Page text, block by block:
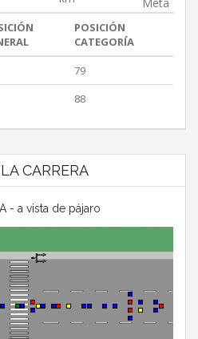
Meta
POSICIÓN
CATEGORÍA
79
88
CARRERA
- a vista de pájaro